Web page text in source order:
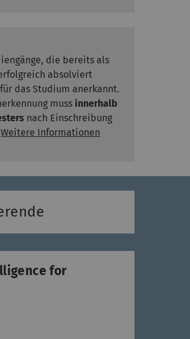
die bereits als
absolviert
für das Studium anerkannt.
muss innerhalb
nach Einschreibung
Weitere Informationen
for